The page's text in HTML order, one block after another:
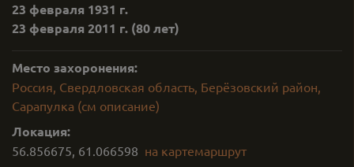
23 февраля 1931 г.
23 февраля 2011 г. (80 лет)
Место захоронения:
Россия, Свердловская область, Берёзовский район,
Сарапулка (см описание)
Локация:
56.856675, 61.066598 на картемаршрут